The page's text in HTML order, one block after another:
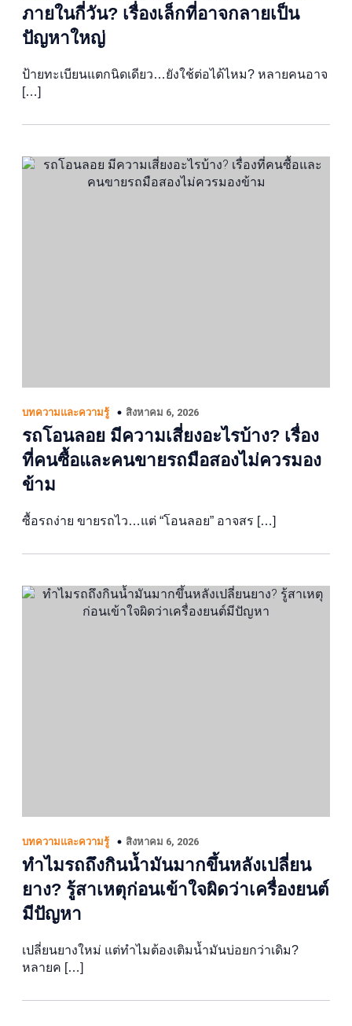
ภายในกี่วัน? เรื่องเล็กที่อาจกลายเป็น
ปัญหาใหญ่
ป้ายทะเบียนแตกนิดเดียว…ยังใช้ต่อได้ไหม? หลายคนอาจ
[…]
บทความและความรู้ สิงหาคม 6, 2026
รถโอนลอย มีความเสี่ยงอะไรบ้าง? เรื่อง
ที่คนซื้อและคนขายรถมือสองไม่ควรมอง
ข้าม
ซื้อรถง่าย ขายรถไว…แต่ “โอนลอย” อาจสร […]
บทความและความรู้ สิงหาคม 6, 2026
ทำไมรถถึงกินน้ำมันมากขึ้นหลังเปลี่ยน
ยาง? รู้สาเหตุก่อนเข้าใจผิดว่าเครื่องยนต์
มีปัญหา
เปลี่ยนยางใหม่ แต่ทำไมต้องเติมน้ำมันบ่อยกว่าเดิม?
หลายค […]